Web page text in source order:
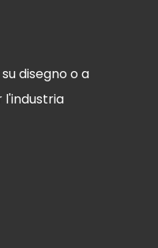
disegno o a
l'industria